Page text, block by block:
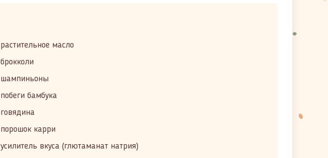
растительное масло
брокколи
шампиньоны
побеги бамбука
говядина
порошок карри
усилитель вкуса (глютаманат натрия)